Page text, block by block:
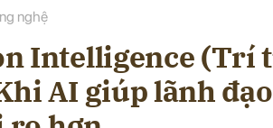
nghệ
Intelligence (Trí
AI giúp lãnh